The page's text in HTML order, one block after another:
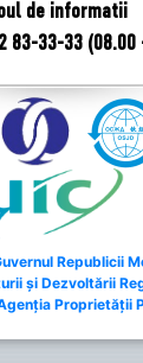
de informatii
83-33-33 (08.00
Republicii
și Dezvoltării
Proprietății